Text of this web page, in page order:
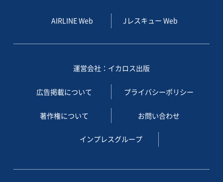
AIRLINE Web Jレスキュー Web
運営会社：イカロス出版
広告掲載について プライバシーポリシー
著作権について お問い合わせ
インプレスグループ